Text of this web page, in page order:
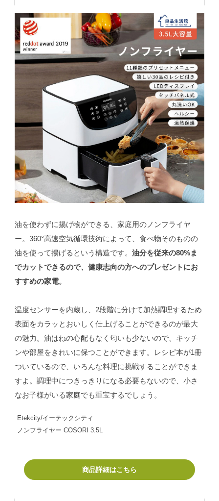
油を使わずに揚げ物ができる、家庭用のノンフライヤ
ー。360°高速空気循環技術によって、食べ物そのものの
油を使って揚げるという構造です。 油分を従来の80%ま
でカットできるので、健康志向の方へのプレゼントにお
すすめの家電。
温度センサーを内蔵し、2段階に分けて加熱調理するため
表面をカラッとおいしく仕上げることができるのが最大
の魅力。油はねの心配もなく匂いも少ないので、キッチ
ンや部屋をきれいに保つことができます。レシピ本が1冊
ついているので、いろんな料理に挑戦することができま
すよ。調理中につきっきりになる必要もないので、小さ
なお子様がいる家庭でも重宝するでしょう。
Etekcity/イーテックシティ
ノンフライヤー COSORI 3.5L
商品詳細はこちら